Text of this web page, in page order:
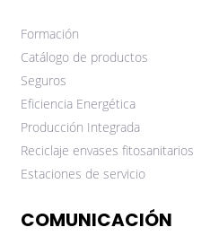
Formación
Catálogo de productos
Seguros
Eficiencia Energética
Producción Integrada
Reciclaje envases fitosanitarios
Estaciones de servicio
COMUNICACIÓN